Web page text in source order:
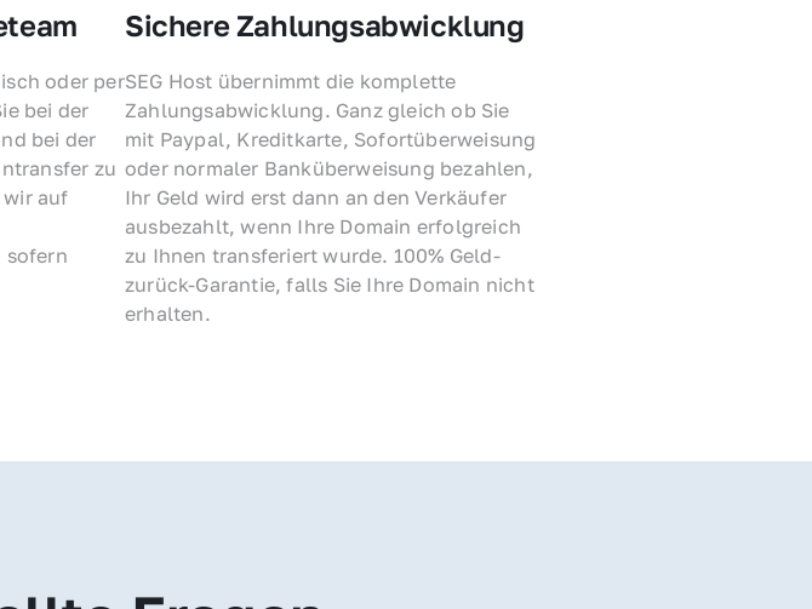
oder per
bei der
bei der
zu
wir auf
sofern
Sichere Zahlungsabwicklung
SEG Host übernimmt die komplette
Zahlungsabwicklung. Ganz gleich ob Sie
mit Paypal, Kreditkarte, Sofortüberweisung
oder normaler Banküberweisung bezahlen,
Ihr Geld wird erst dann an den Verkäufer
ausbezahlt, wenn Ihre Domain erfolgreich
zu Ihnen transferiert wurde. 100% Geld-
zurück-Garantie, falls Sie Ihre Domain nicht
erhalten.